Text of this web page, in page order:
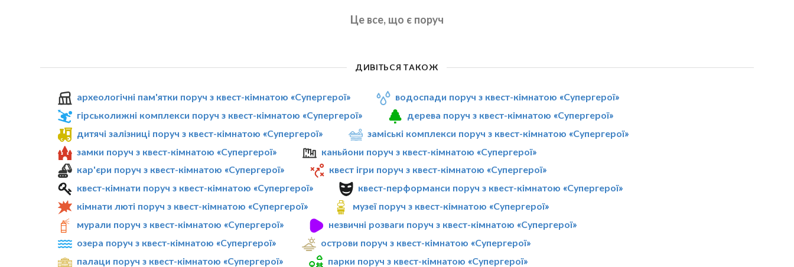
Це все, що є поруч
ДИВІТЬСЯ ТАКОЖ
археологічні пам'ятки поруч з квест-кімнатою «Супергерої»
водоспади поруч з квест-кімнатою «Супергерої»
гірськолижні комплекси поруч з квест-кімнатою «Супергерої»
дерева поруч з квест-кімнатою «Супергерої»
дитячі залізниці поруч з квест-кімнатою «Супергерої»
заміські комплекси поруч з квест-кімнатою «Супергерої»
замки поруч з квест-кімнатою «Супергерої»
каньйони поруч з квест-кімнатою «Супергерої»
кар'єри поруч з квест-кімнатою «Супергерої»
квест ігри поруч з квест-кімнатою «Супергерої»
квест-кімнати поруч з квест-кімнатою «Супергерої»
квест-перформанси поруч з квест-кімнатою «Супергерої»
кімнати люті поруч з квест-кімнатою «Супергерої»
музеї поруч з квест-кімнатою «Супергерої»
мурали поруч з квест-кімнатою «Супергерої»
незвичні розваги поруч з квест-кімнатою «Супергерої»
озера поруч з квест-кімнатою «Супергерої»
острови поруч з квест-кімнатою «Супергерої»
палаци поруч з квест-кімнатою «Супергерої»
парки поруч з квест-кімнатою «Супергерої»